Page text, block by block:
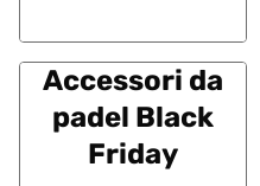
Accessori da
padel Black
Friday